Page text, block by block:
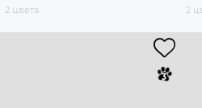
2 цвета
2